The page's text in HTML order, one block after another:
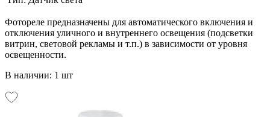
Фотореле предназначены для автоматического включения и
отключения уличного и внутреннего освещения (подсветки
витрин, световой рекламы и т.п.) в зависимости от уровня
освещенности.
В наличии: 1 шт